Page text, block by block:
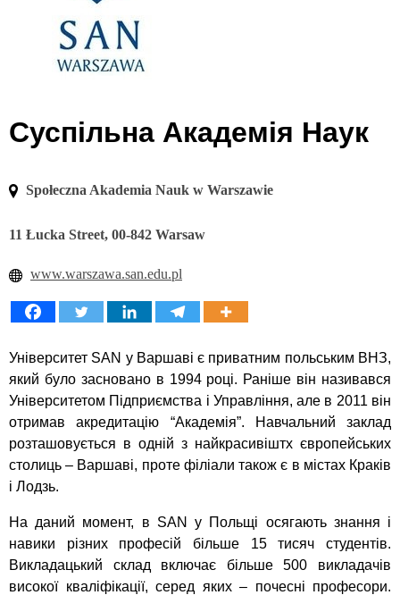
Суспільна Академія Наук
Społeczna Akademia Nauk w Warszawie
11 Łucka Street, 00-842 Warsaw
www.warszawa.san.edu.pl
Університет SAN у Варшаві є приватним польським ВНЗ,
який було засновано в 1994 році. Раніше він називався
Університетом Підприємства і Управління, але в 2011 він
отримав акредитацію “Академія”. Навчальний заклад
розташовується в одній з найкрасивіштх європейських
столиць – Варшаві, проте філіали також є в містах Краків
і Лодзь.
На даний момент, в SAN у Польщі осягають знання і
навики різних професій більше 15 тисяч студентів.
Викладацький склад включає більше 500 викладачів
високої кваліфікації, серед яких – почесні професори.